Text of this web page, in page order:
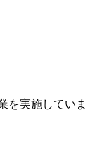
を実施していま